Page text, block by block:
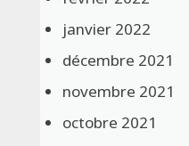
janvier 2022
décembre 2021
novembre 2021
octobre 2021